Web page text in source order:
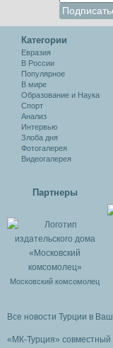
Категории
Евразия
В России
Популярное
В мире
Образование и Наука
Спорт
Анализ
Интервью
Злоба дня
Фотогалерея
Видеогалерея
Партнеры
Московский комсомолец
Все новости Турции в
«МК-Турция» совместный